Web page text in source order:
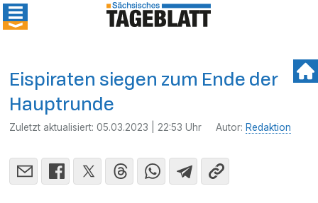
Eispiraten siegen zum Ende der
Hauptrunde
Zuletzt aktualisiert:05.03.2023 | 22:53 Uhr Autor: Redaktion